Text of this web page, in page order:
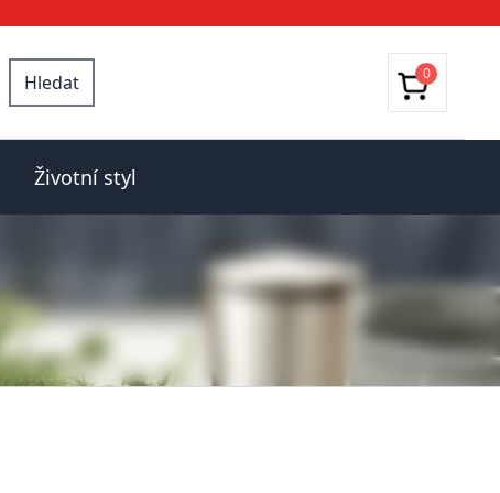
Hledat 0
Životní styl